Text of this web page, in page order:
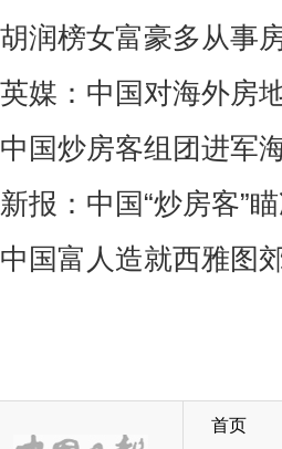
胡润榜女富豪多从事
英媒：中国对海外房
中国炒房客组团进军
新报：中国“炒房客”
中国富人造就西雅图
首页